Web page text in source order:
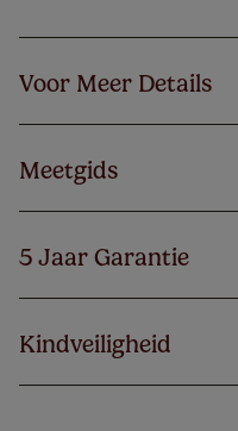
Voor Meer Details
Meetgids
5 Jaar Garantie
Kindveiligheid